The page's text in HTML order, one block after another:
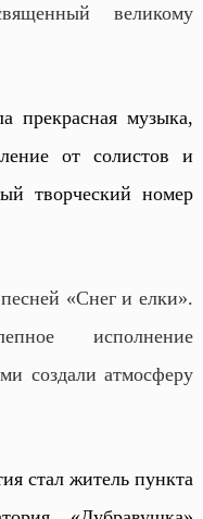
великому
прекрасная музыка,
от солистов и
творческий номер
«Снег и елки».
исполнение
создали атмосферу
стал житель пункта